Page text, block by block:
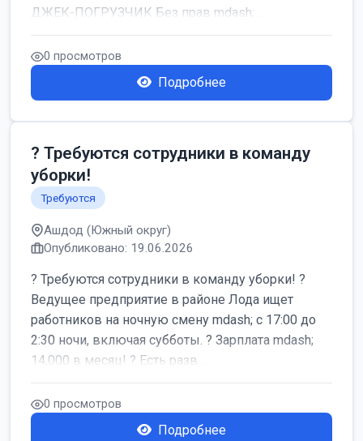
ДЖЕК-ПОГРУЗЧИК Без прав mdash; ...
0 просмотров
Подробнее
? Требуются сотрудники в команду
уборки!
Требуются
Ашдод (Южный округ)
Опубликовано: 19.06.2026
? Требуются сотрудники в команду уборки! ?
Ведущее предприятие в районе Лода ищет
работников на ночную смену mdash; с 17:00 до
2:30 ночи, включая субботы. ? Зарплата mdash;
14,000 в месяц! ? Есть разв...
0 просмотров
Подробнее